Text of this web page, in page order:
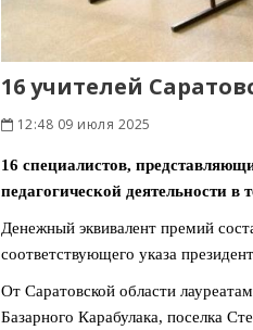
16 учителей
12:48 09 июля 2025
16 специалистов,
педагогической деятельности в
Денежный эквивалент премий
соответствующего указа
От Саратовской области
Базарного Карабулака, поселка